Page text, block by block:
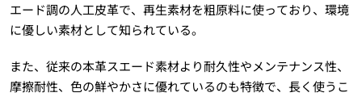
エード調の人工皮革で、再生素材を粗原料に使っており、環境
に優しい素材として知られている。
また、従来の本革スエード素材より耐久性やメンテナンス性、
摩擦耐性、色の鮮やかさに優れているのも特徴で、長く使うこ